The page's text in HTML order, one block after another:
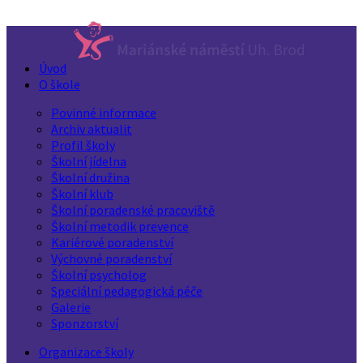
Úvod
O škole
Povinné informace
Archiv aktualit
Profil školy
Školní jídelna
Školní družina
Školní klub
Školní poradenské pracoviště
Školní metodik prevence
Kariérové poradenství
Výchovné poradenství
Školní psycholog
Speciální pedagogická péče
Galerie
Sponzorství
Organizace školy